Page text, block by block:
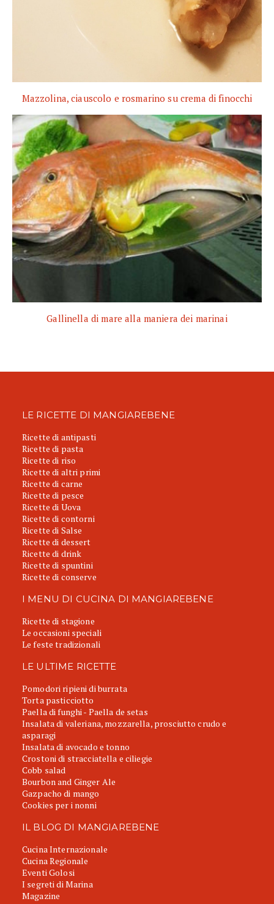
Mazzolina, ciauscolo e rosmarino su crema di finocchi
Gallinella di mare alla maniera dei marinai
LE RICETTE DI MANGIAREBENE
Ricette di antipasti
Ricette di pasta
Ricette di riso
Ricette di altri primi
Ricette di carne
Ricette di pesce
Ricette di Uova
Ricette di contorni
Ricette di Salse
Ricette di dessert
Ricette di drink
Ricette di spuntini
Ricette di conserve
I MENU DI CUCINA DI MANGIAREBENE
Ricette di stagione
Le occasioni speciali
Le feste tradizionali
LE ULTIME RICETTE
Pomodori ripieni di burrata
Torta pasticciotto
Paella di funghi - Paella de setas
Insalata di valeriana, mozzarella, prosciutto crudo e
asparagi
Insalata di avocado e tonno
Crostoni di stracciatella e ciliegie
Cobb salad
Bourbon and Ginger Ale
Gazpacho di mango
Cookies per i nonni
IL BLOG DI MANGIAREBENE
Cucina Internazionale
Cucina Regionale
Eventi Golosi
I segreti di Marina
Magazine